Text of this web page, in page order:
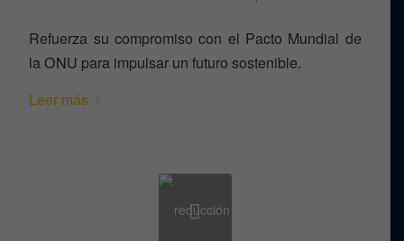
Refuerza su compromiso con el Pacto Mundial de
la ONU para impulsar un futuro sostenible.
Leer más